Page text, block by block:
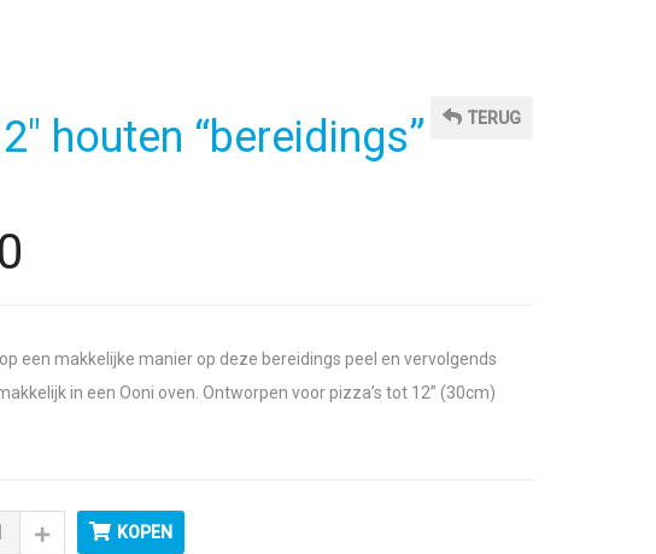
TERUG
houten “bereidings”
een makkelijke manier op deze bereidings peel en vervolgends
in een Ooni oven. Ontworpen voor pizza’s tot 12” (30cm)
KOPEN